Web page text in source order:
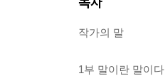
작가의 말
1부 말이란 말이다